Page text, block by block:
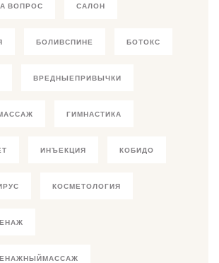
ВОПРОС САЛОН
БОЛИВСПИНЕ БОТОКС
ВРЕДНЫЕПРИВЫЧКИ
ГИМНАСТИКА
ИНЪЕКЦИЯ КОБИДО
КОСМЕТОЛОГИЯ